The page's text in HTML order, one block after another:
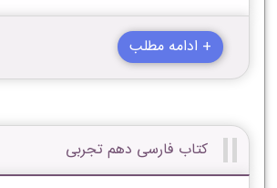
+ ادامه مطلب
کتاب فارسی دهم تجربی